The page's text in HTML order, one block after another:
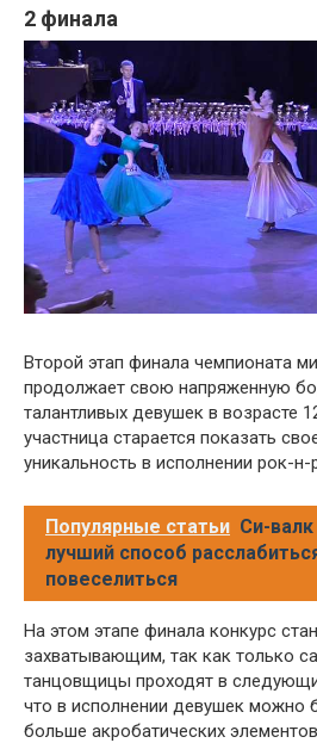
2 финала
Второй этап финала чемпионата
продолжает свою напряженную
талантливых девушек в возрасте
участница старается показать
уникальность в исполнении рок-н-
Популярные статьи Си-валк
лучший способ
повеселиться
На этом этапе финала конкурс
захватывающим, так как только
танцовщицы проходят в
что в исполнении девушек можно
больше акробатических